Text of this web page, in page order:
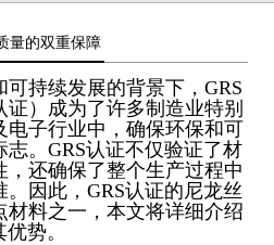
量的双重保障​
持续发展的背景下，GRS
）成为了许多制造业特别
电子行业中，确保环保和可
。GRS认证不仅验证了材
还确保了整个生产过程中
因此，GRS认证的尼龙丝
材料之一，本文将详细介绍
势。